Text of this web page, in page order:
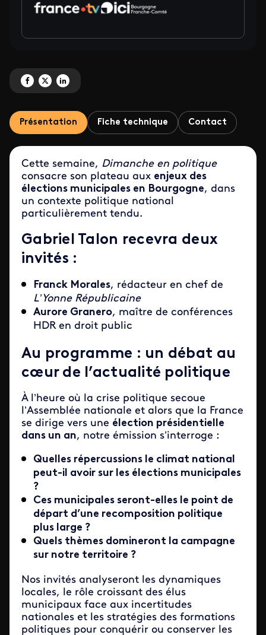
Partagez 'Municipales : des enjeux locaux, un écho national ' sur Facebook
Partagez 'Municipales : des enjeux locaux, un écho national ' sur X
Partagez 'Municipales : des enjeux locaux, un écho national ' sur
Présentation Fiche technique Contact
Cette semaine, Dimanche en politique
consacre son plateau aux enjeux des
élections municipales en Bourgogne, dans
un contexte politique national
particulièrement tendu.
Gabriel Talon recevra deux
invités :
Franck Morales, rédacteur en chef de
L’Yonne Républicaine
Aurore Granero, maître de conférences
HDR en droit public
Au programme : un débat au
cœur de l’actualité politique
À l’heure où la crise politique secoue
l’Assemblée nationale et alors que la France
se dirige vers une élection présidentielle
dans un an, notre émission s’interroge :
Quelles répercussions le climat national
peut-il avoir sur les élections municipales
?
Ces municipales seront-elles le point de
départ d’une recomposition politique
plus large ?
Quels thèmes domineront la campagne
sur notre territoire ?
Nos invités analyseront les dynamiques
locales, le rôle croissant des élus
municipaux face aux incertitudes
nationales et les stratégies des formations
politiques pour conquérir ou conserver les